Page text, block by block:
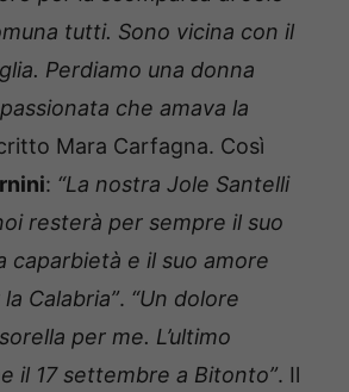
tutti. Sono vicina con il
Perdiamo una donna
che amava la
Mara Carfagna. Così
: “La nostra Jole Santelli
resterà per sempre il suo
caparbietà e il suo amore
Calabria”. “Un dolore
per me. L’ultimo
il 17 settembre a Bitonto”. Il